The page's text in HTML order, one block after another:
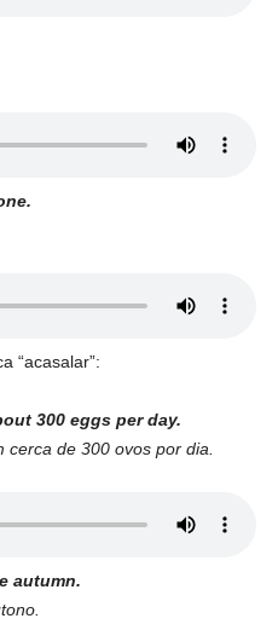
“acasalar”:
300 eggs per day.
de 300 ovos por dia.
autumn.